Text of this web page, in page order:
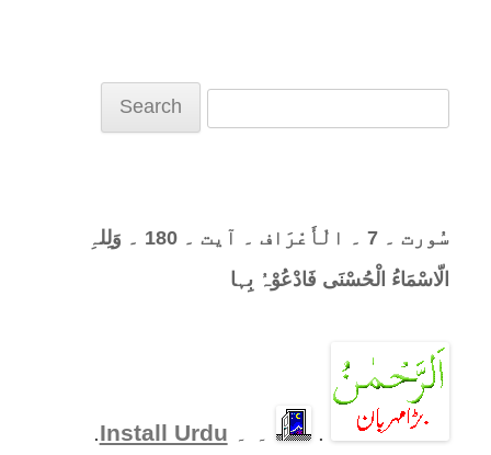
سُورت ۔ 7 ۔ الْأَعْرَاف ۔ آیت ۔ 180 ۔ وَلِلہِ
الّاسْمَاءُ الْحُسْنَی فَادْعُوْہُ بِہا
. ۔ ۔ Install Urdu
.